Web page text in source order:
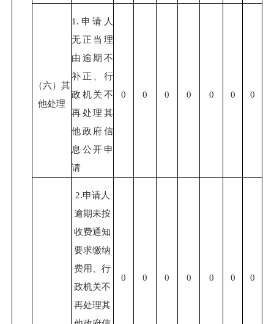
（六）其
他处理
1.申请人
无正当理
由逾期不
补正、行
政机关不
再处理其
他政府信
息公开申
请
0 0 0 0 0 0 0
2.申请人
逾期未按
收费通知
要求缴纳
费用、行
政机关不
再处理其
0 0 0 0 0 0 0